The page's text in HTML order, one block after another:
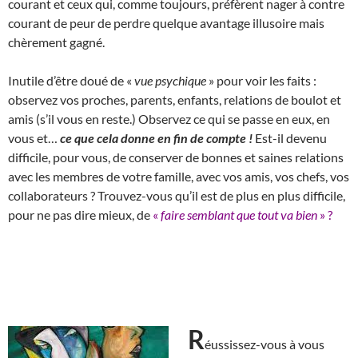
courant et ceux qui, comme toujours, préfèrent nager à contre
courant de peur de perdre quelque avantage illusoire mais
chèrement gagné.
Inutile d’être doué de « vue psychique » pour voir les faits :
observez vos proches, parents, enfants, relations de boulot et
amis (s’il vous en reste.) Observez ce qui se passe en eux, en
vous et… ce que cela donne en fin de compte ! Est-il devenu
difficile, pour vous, de conserver de bonnes et saines relations
avec les membres de votre famille, avec vos amis, vos chefs, vos
collaborateurs ? Trouvez-vous qu’il est de plus en plus difficile,
pour ne pas dire mieux, de « faire semblant que tout va bien » ?
Réussissez-vous à vous